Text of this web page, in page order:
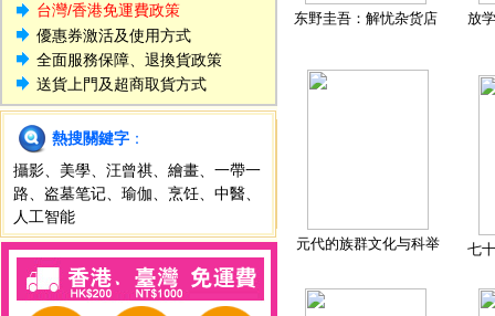
台灣/香港免運費政策
優惠券激活及使用方式
全面服務保障、退換貨政策
送貨上門及超商取貨方式
熱搜關鍵字 ：
攝影
美學 汪曾祺 繪畫
一帶一
路
盗墓笔记 瑜伽 烹饪 中醫
人工智能
东野圭吾：解忧杂货店 放
元代的族群文化与科举 七